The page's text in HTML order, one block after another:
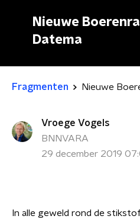
Nieuwe
Datema
Fragmenten Nieuwe
Vroege Vogels
BNNVARA
29 december 2019
In alle geweld rond de